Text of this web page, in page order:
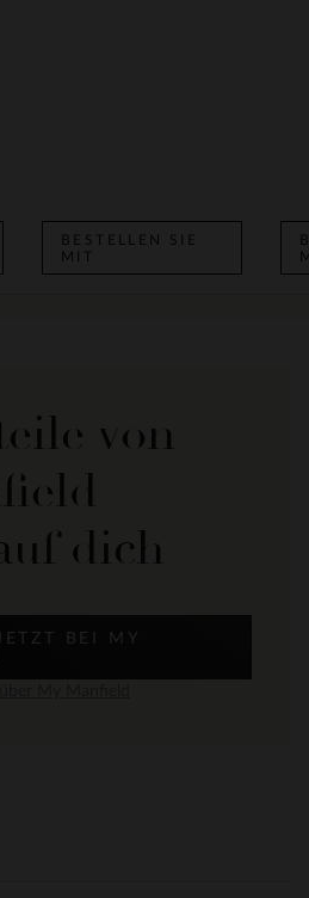
BESTELLEN SIE
MIT
von
dich
BEI MY